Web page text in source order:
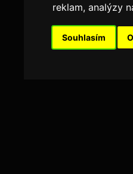
reklam, analýzy
Souhlasím